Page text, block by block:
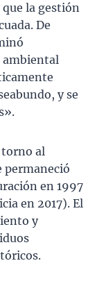
la gestión
De
ambiental
y se
torno al
permaneció
en 1997
en 2017). El
y